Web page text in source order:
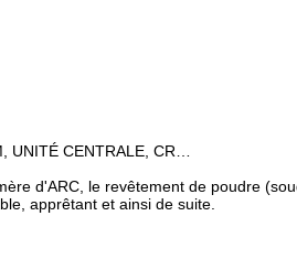
UNITÉ CENTRALE, CR…
d'ARC, le revêtement de poudre
apprêtant et ainsi de suite.